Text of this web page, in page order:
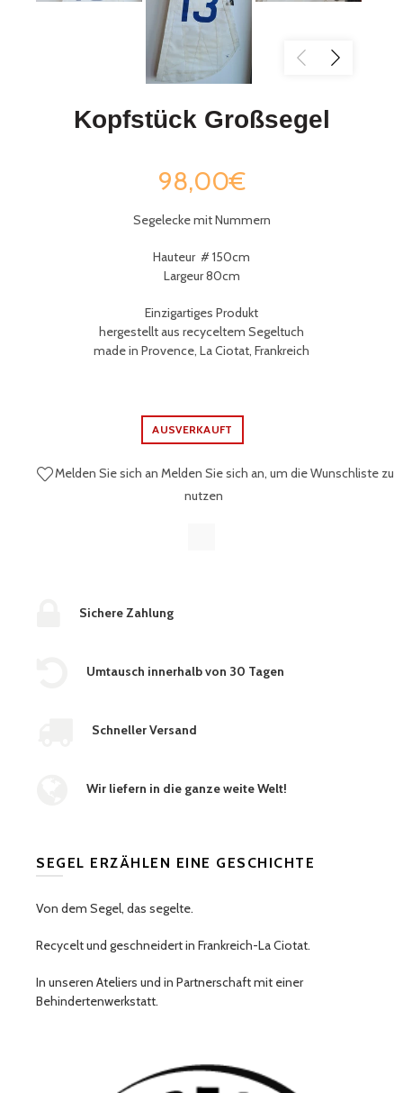
Kopfstück Großsegel
98,00€
Segelecke mit Nummern
Hauteur # 150cm
Largeur 80cm
Einzigartiges Produkt
hergestellt aus recyceltem Segeltuch
made in Provence, La Ciotat, Frankreich
AUSVERKAUFT
Melden Sie sich an Melden Sie sich an, um die Wunschliste zu
nutzen
Sichere Zahlung
Umtausch innerhalb von 30 Tagen
Schneller Versand
Wir liefern in die ganze weite Welt!
SEGEL ERZÄHLEN EINE GESCHICHTE
Von dem Segel, das segelte.
Recycelt und geschneidert in Frankreich-La Ciotat.
In unseren Ateliers und in Partnerschaft mit einer
Behindertenwerkstatt.